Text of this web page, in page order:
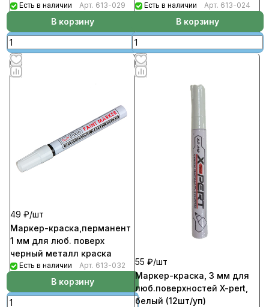
чернила
Есть в наличии Арт. 613-029
В корзину
Есть в наличии Арт. 613-024
В корзину
49 ₽/шт
Маркер-краска,перманент
1 мм для люб. поверх
черный металл краска
Есть в наличии Арт. 613-032
В корзину
55 ₽/шт
Маркер-краска, 3 мм для
люб.поверхностей X-pert,
белый (12шт/уп)